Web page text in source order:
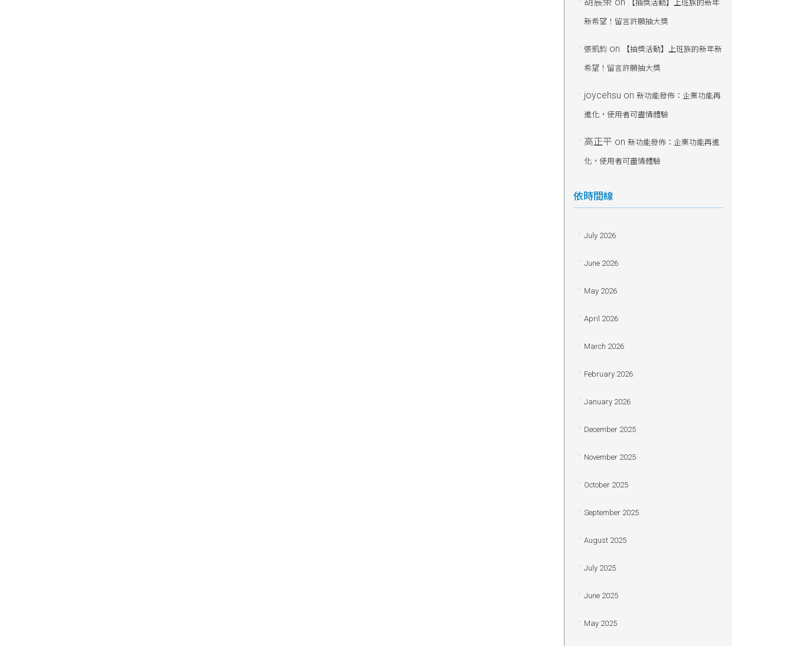
【抽獎活動】上班族的新年
新希望！留言許願抽大獎
張凱鈞on 【抽獎活動】上班族的新年新
希望！留言許願抽大獎
joycehsu on 新功能發佈：企業功能再
進化，使用者可盡情體驗
高正平 on 新功能發佈：企業功能再進
化，使用者可盡情體驗
依時間線
July 2026
June 2026
May 2026
April 2026
March 2026
February 2026
January 2026
December 2025
November 2025
October 2025
September 2025
August 2025
July 2025
June 2025
May 2025